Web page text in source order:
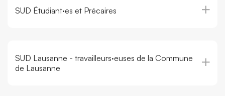
SUD Étudiant·es et Précaires
SUD Lausanne - travailleurs·euses de la Commune
de Lausanne